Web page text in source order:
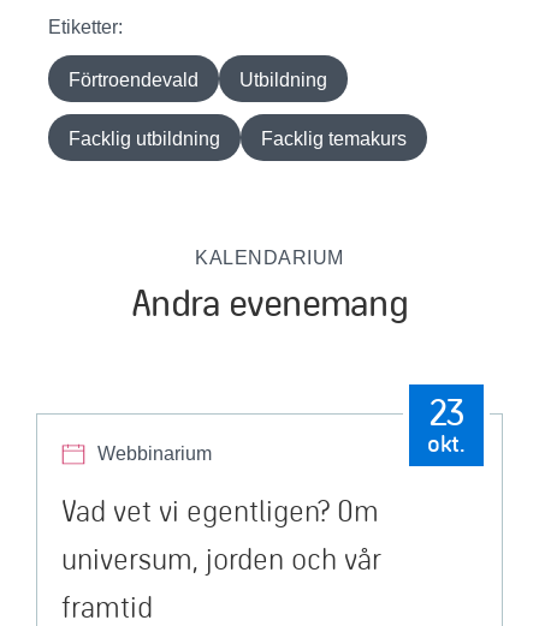
Etiketter:
Förtroendevald Utbildning
Facklig utbildning Facklig temakurs
KALENDARIUM
Andra evenemang
Webbinarium
23
okt.
Vad vet vi egentligen? Om
universum, jorden och vår
framtid